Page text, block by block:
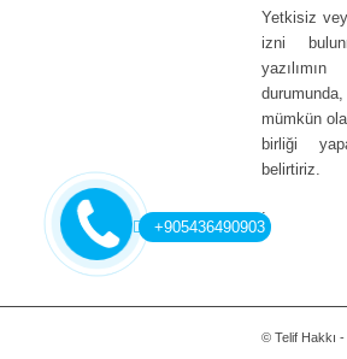
Yetkisiz
izni
mümkün
birliği
belirtiriz.
.
© Telif Hakkı
+905436490903